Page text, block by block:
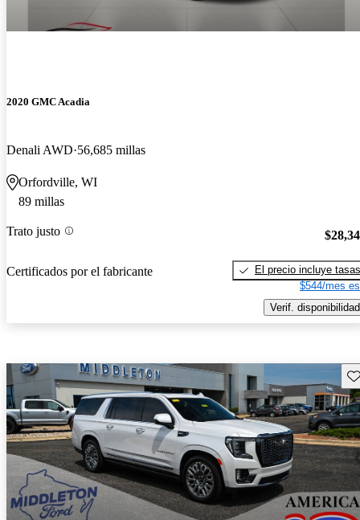
2020 GMC Acadia
Denali AWD 56,685 millas
Orfordville, WI
89 millas
Trato justo
Certificados por el fabricante
El precio incluye tasas
$544/mes
Verif. disponibilidad